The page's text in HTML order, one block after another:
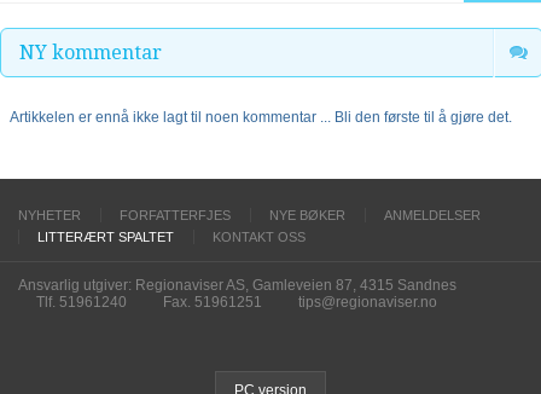
NY kommentar
Artikkelen er ennå ikke lagt til noen kommentar ... Bli den første til å gjøre det.
NYHETER FORFATTERFJES NYE BØKER
ANMELDELSER
LITTERÆRT SPALTET
KONTAKT OSS
Ansvarlig utgiver: Regionaviser AS, Gamleveien 87, 4315 Sandnes
Tlf. 51961240
Fax. 51961251 tips@regionaviser.no
PC version